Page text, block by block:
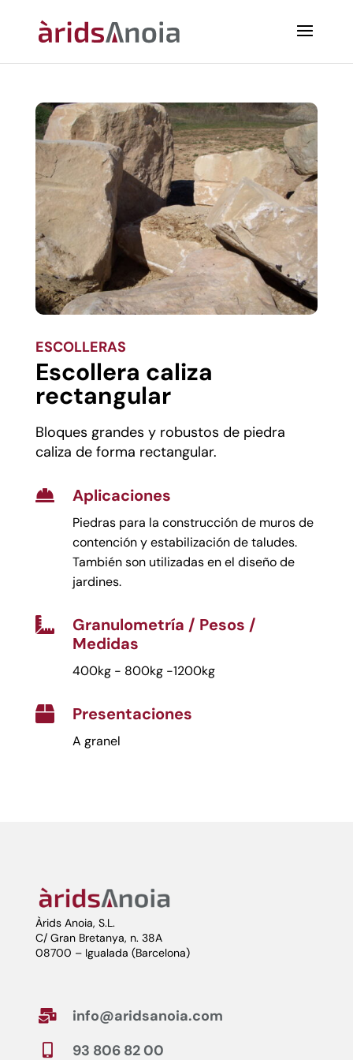
ESCOLLERAS
Escollera caliza
rectangular
Bloques grandes y robustos de piedra
caliza de forma rectangular.
 Aplicaciones
Piedras para la construcción de muros de
contención y estabilización de taludes.
También son utilizadas en el diseño de
jardines.

Granulometría / Pesos /
Medidas
400kg - 800kg -1200kg
 Presentaciones
A granel
Àrids Anoia, S.L.
C/ Gran Bretanya, n. 38A
08700 – Igualada (Barcelona)
 info@aridsanoia.com
 93 806 82 00